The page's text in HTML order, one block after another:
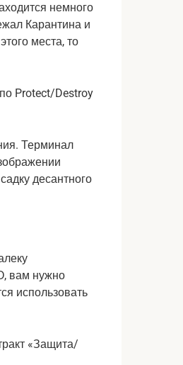
немного
Карантина и
места, то
Терминал
десантного
вам нужно
использовать
«Защита/